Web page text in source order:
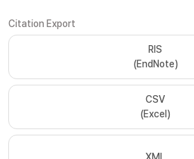
Citation Export
RIS
(EndNote)
CSV
(Excel)
XML